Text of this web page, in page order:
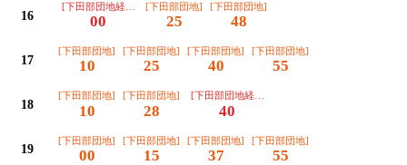
16
[下田部団地経由玉川橋団地]
00
[下田部団地]
25
[下田部団地]
48
17
[下田部団地]
10
[下田部団地]
25
[下田部団地]
40
[下田部団地]
55
18
[下田部団地]
10
[下田部団地]
28
[下田部団地経由玉川橋団地]
40
19
[下田部団地]
00
[下田部団地]
15
[下田部団地]
37
[下田部団地]
55